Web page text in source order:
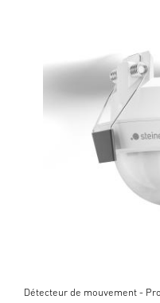
Détecteur de mouvement -